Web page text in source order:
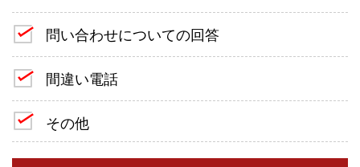
問い合わせについての回答
間違い電話
その他